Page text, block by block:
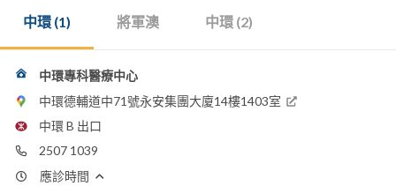
英國格拉斯哥皇家學院內科榮授院士 1992
英國皇家兒科醫學院榮授院士 1998
英國倫敦皇家內科醫學院榮授院士 2000
電話：
2878 2988(IMC)
2507 1039
2507 1039
中環 (1) 將軍澳 中環 (2)
中環專科醫療中心
中環德輔道中71號永安集團大廈14樓1403室
中環 B 出口
2507 1039
應診時間